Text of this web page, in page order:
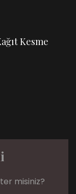
Kesme
misiniz?